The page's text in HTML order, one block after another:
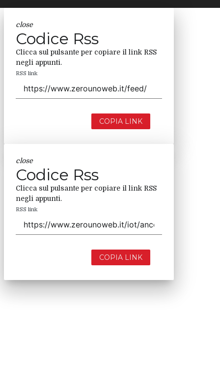
close
Codice Rss
Clicca sul pulsante per copiare il link RSS
negli appunti.
RSS link
COPIA LINK
close
Codice Rss
Clicca sul pulsante per copiare il link RSS
negli appunti.
RSS link
COPIA LINK